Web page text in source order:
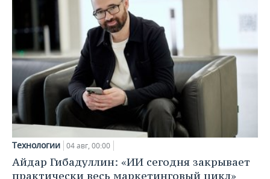
Технологии 04 авг, 00:00
Айдар Гибадуллин: «ИИ сегодня закрывает
практически весь маркетинговый цикл»